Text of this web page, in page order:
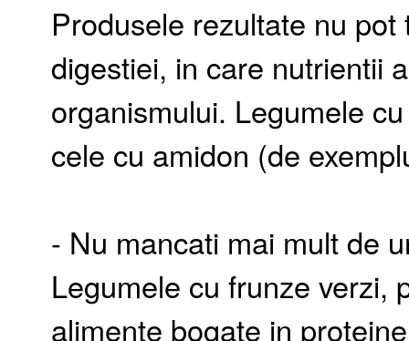
Produsele rezultate nu
digestiei, in care nutrientii
organismului. Legumele
cele cu amidon (de
- Nu mancati mai mult de
Legumele cu frunze verzi,
alimente bogate in